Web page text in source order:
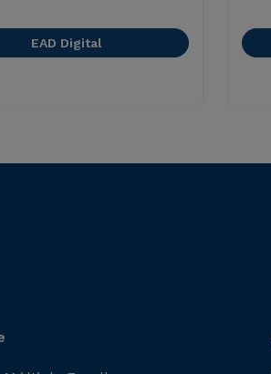
EAD Digital